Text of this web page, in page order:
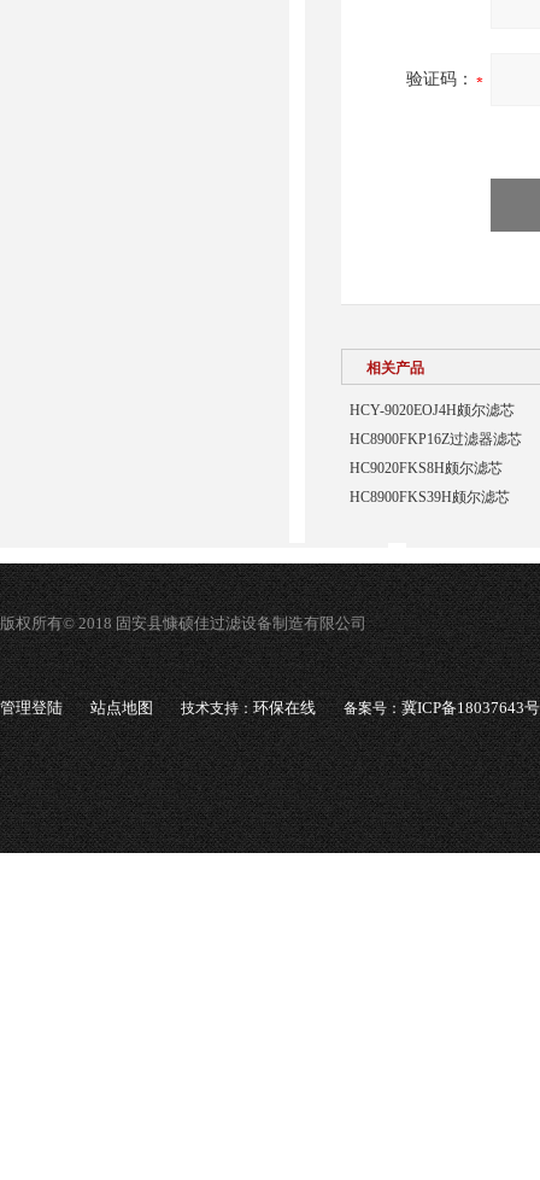
验证码：
相关产品
HCY-9020EOJ4H颇尔滤芯
HC8900FKP16Z过滤器滤芯
HC9020FKS8H颇尔滤芯
HC8900FKS39H颇尔滤芯
版权所有© 2018 固安县慷硕佳过滤设备制造有限公司
管理登陆 站点地图 技术支持：环保在线 备案号：冀ICP备18037643